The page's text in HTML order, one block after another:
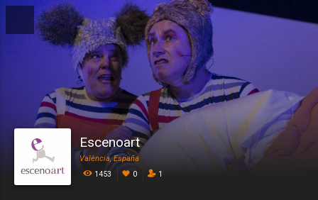
Escenoart
València, España
1453
0 1